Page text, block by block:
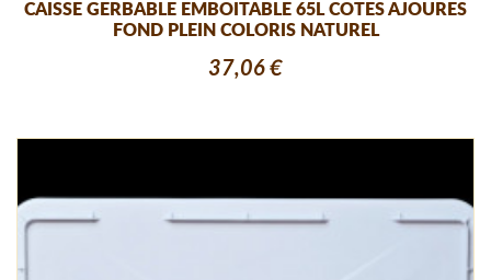
CAISSE GERBABLE EMBOITABLE 65L COTES AJOURES
FOND PLEIN COLORIS NATUREL
37,06 €